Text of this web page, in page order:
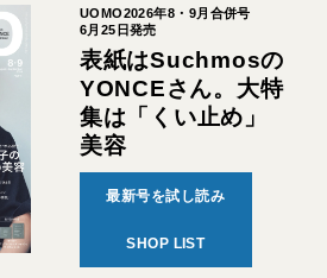
UOMO2026年8・9月合併号
6月25日発売
表紙はSuchmosの
YONCEさん。大特
集は「くい止め」
美容
最新号を試し読み
SHOP LIST